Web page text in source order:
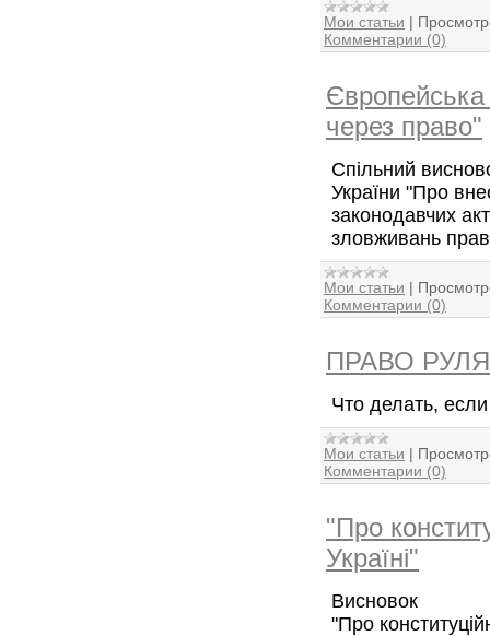
Мои статьи |
Комментарии (0)
Європейська
через право"
Спільний
України "Про
законодавчих
зловживань
Мои статьи |
Комментарии (0)
ПРАВО
Что делать,
Мои статьи |
Комментарии (0)
"Про
Україні"
Висновок
"Про